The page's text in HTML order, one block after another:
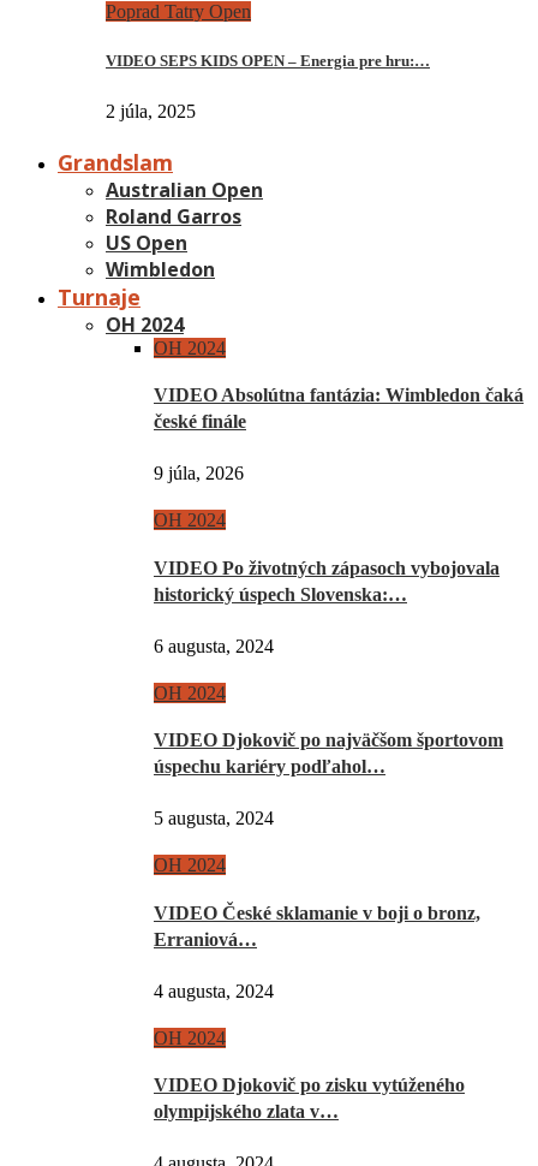
Poprad Tatry Open
VIDEO SEPS KIDS OPEN – Energia pre hru:…
2 júla, 2025
Grandslam
Australian Open
Roland Garros
US Open
Wimbledon
Turnaje
OH 2024
OH 2024
VIDEO Absolútna fantázia: Wimbledon čaká
české finále
9 júla, 2026
OH 2024
VIDEO Po životných zápasoch vybojovala
historický úspech Slovenska:…
6 augusta, 2024
OH 2024
VIDEO Djokovič po najväčšom športovom
úspechu kariéry podľahol…
5 augusta, 2024
OH 2024
VIDEO České sklamanie v boji o bronz,
Erraniová…
4 augusta, 2024
OH 2024
VIDEO Djokovič po zisku vytúženého
olympijského zlata v…